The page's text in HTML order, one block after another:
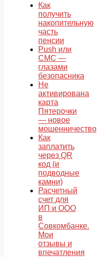
Как
получить
накопительную
часть
пенсии
Push или
СМС —
глазами
безопасника
Не
активирована
карта
Пятерочки
— новое
мошенничество
Как
заплатить
через QR
код (и
подводные
камни)
Расчетный
счет для
ИП и ООО
в
Совкомбанке.
Мои
отзывы и
впечатления